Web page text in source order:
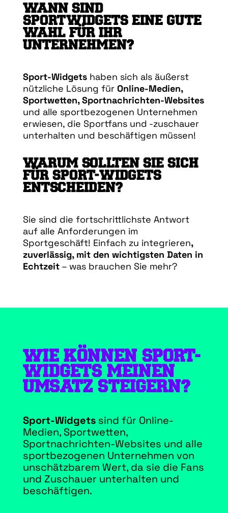
WANN SIND
SPORTWIDGETS EINE GUTE
WAHL FÜR IHR
UNTERNEHMEN?
Sport-Widgetshaben sich als äußerst
nützliche Lösung für Online-Medien,
Sportwetten, Sportnachrichten-Websites
und alle sportbezogenen Unternehmen
erwiesen, die Sportfans und -zuschauer
unterhalten und beschäftigen müssen!
WARUM SOLLTEN SIE SICH
FÜR SPORT-WIDGETS
ENTSCHEIDEN?
Sie sind die fortschrittlichste Antwort
auf alle Anforderungen im
Sportgeschäft! Einfach zu integrieren,
zuverlässig, mit den wichtigsten Daten in
Echtzeit– was brauchen Sie mehr?
WIE KÖNNEN SPORT-
WIDGETS MEINEN
UMSATZ STEIGERN?
Sport-Widgetssind für Online-
Medien, Sportwetten,
Sportnachrichten-Websites und alle
sportbezogenen Unternehmen von
unschätzbarem Wert, da sie die Fans
und Zuschauer unterhalten und
beschäftigen.